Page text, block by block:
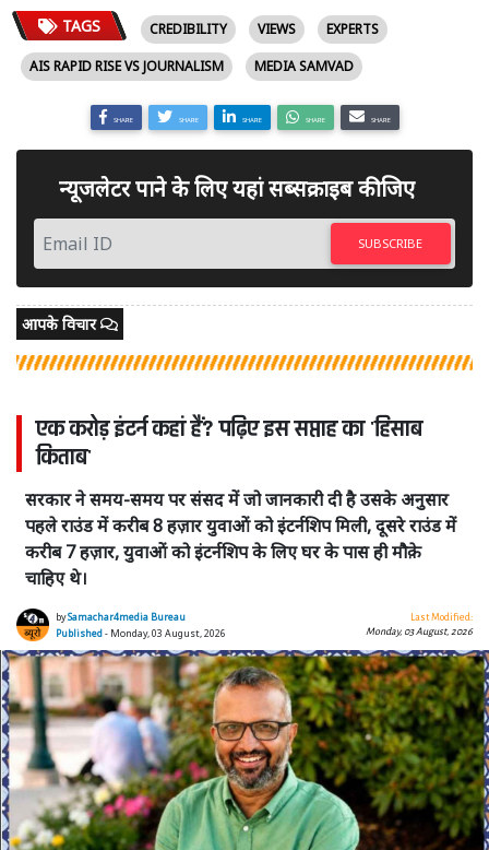
TAGS CREDIBILITY VIEWS
EXPERTS
AIS RAPID RISE VS JOURNALISM
MEDIA SAMVAD
SHARE SHARE SHARE SHARE SHARE
न्यूजलेटर पाने के लिए यहां सब्सक्राइब कीजिए
SUBSCRIBE
आपके विचार
एक करोड़ इंटर्न कहां हैं? पढ़िए इस सप्ताह का 'हिसाब
किताब'
सरकार ने समय-समय पर संसद में जो जानकारी दी है उसके अनुसार
पहले राउंड में करीब 8 हज़ार युवाओं को इंटर्नशिप मिली, दूसरे राउंड में
करीब 7 हज़ार, युवाओं को इंटर्नशिप के लिए घर के पास ही मौक़े
चाहिए थे।
bySamachar4media Bureau
Published- Monday, 03 August, 2026
Last Modified:
Monday, 03 August, 2026